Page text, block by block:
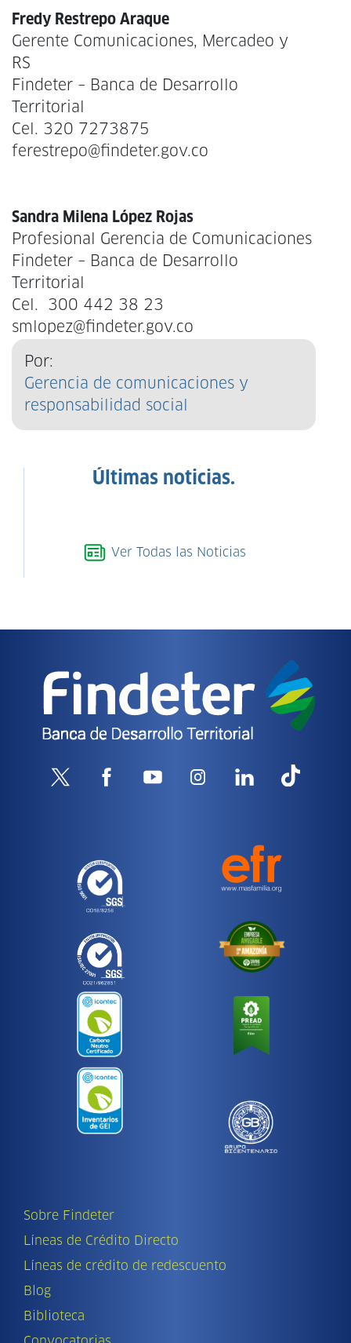
Fredy Restrepo Araque
Gerente Comunicaciones, Mercadeo y
RS
Findeter – Banca de Desarrollo
Territorial
Cel. 320 7273875
ferestrepo@findeter.gov.co
Sandra Milena López Rojas
Profesional Gerencia de Comunicaciones
Findeter – Banca de Desarrollo
Territorial
Cel. 300 442 38 23
smlopez@findeter.gov.co
Por:
Gerencia de comunicaciones y
responsabilidad social
Últimas noticias.
Ver Todas las Noticias
Sobre Findeter
Líneas de Crédito Directo
Líneas de crédito de redescuento
Blog
Biblioteca